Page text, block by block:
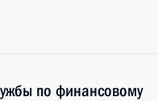
по финансовому